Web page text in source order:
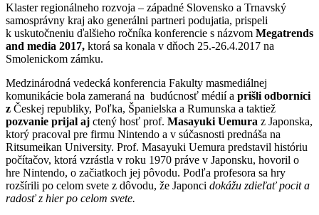
Klaster regionálneho rozvoja – západné Slovensko a Trnavský
samosprávny kraj ako generálni partneri podujatia, prispeli
k uskutočneniu ďalšieho ročníka konferencie s názvom Megatrends
and media 2017, ktorá sa konala v dňoch 25.-26.4.2017 na
Smolenickom zámku.
Medzinárodná vedecká konferencia Fakulty masmediálnej
komunikácie bola zameraná na budúcnosť médií a prišli odborníci
z Českej republiky, Poľka, Španielska a Rumunska a taktiež
pozvanie prijal aj ctený hosť prof. Masayuki Uemura z Japonska,
ktorý pracoval pre firmu Nintendo a v súčasnosti prednáša na
Ritsumeikan University. Prof. Masayuki Uemura predstavil históriu
počítačov, ktorá vzrástla v roku 1970 práve v Japonsku, hovoril o
hre Nintendo, o začiatkoch jej pôvodu. Podľa profesora sa hry
rozšírili po celom svete z dôvodu, že Japonci dokážu zdieľať pocit a
radosť z hier po celom svete.